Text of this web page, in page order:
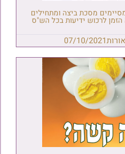
מסכת ביצה ומתחילים
לרכוש ידיעות בכל הש"ס
07/10/2021